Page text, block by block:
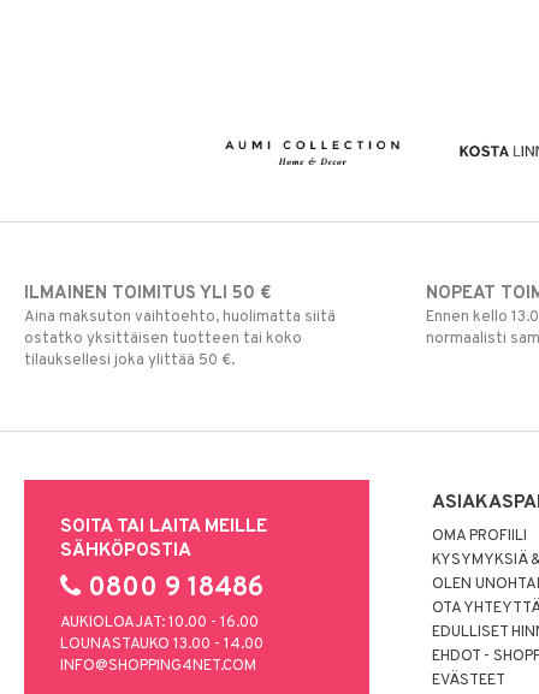
ILMAINEN TOIMITUS YLI 50 €
Aina maksuton vaihtoehto, huolimatta siitä
ostatko yksittäisen tuotteen tai koko
tilauksellesi joka ylittää 50 €.
NOPEAT
Ennen kello
normaalisti
SOITA TAI LAITA MEILLE
SÄHKÖPOSTIA
0800 9 18486
AUKIOLOAJAT: 10.00 - 16.00
LOUNASTAUKO 13.00 - 14.00
INFO@SHOPPING4NET.COM
OMA PROFIILI
KYSYMYKSIÄ
OLEN
OTA
EDULLISET
EHDOT -
EVÄSTEET